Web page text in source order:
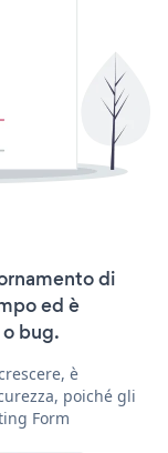
di
ed è
bug.
è
poiché gli
Form